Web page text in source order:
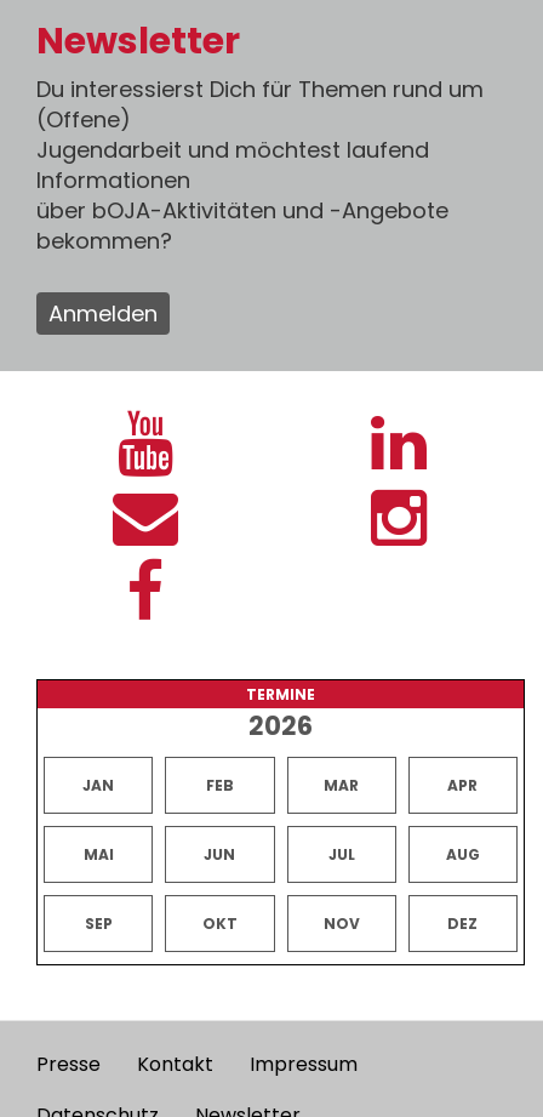
Newsletter
Du interessierst Dich für Themen rund um
(Offene)
Jugendarbeit und möchtest laufend
Informationen
über bOJA-Aktivitäten und -Angebote
bekommen?
Anmelden
TERMINE
2026
JAN FEB MAR APR
MAI JUN JUL AUG
SEP OKT NOV DEZ
Footer
Presse Kontakt
Impressum